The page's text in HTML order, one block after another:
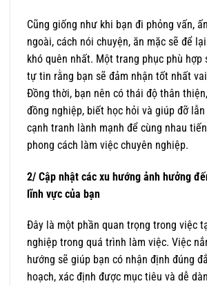
Cũng giống như khi bạn đi phỏng vấn,
ngoài, cách nói chuyện, ăn mặc sẽ để
khó quên nhất. Một trang phục phù hợp
tự tin rằng bạn sẽ đảm nhận tốt nhất
Đồng thời, bạn nên có thái độ thân
đồng nghiệp, biết học hỏi và giúp đỡ
cạnh tranh lành mạnh để cùng nhau
phong cách làm việc chuyên nghiệp.
2/ Cập nhật các xu hướng ảnh hưởng
lĩnh vực của bạn
Đây là một phần quan trọng trong việc
nghiệp trong quá trình làm việc. Việc
hướng sẽ giúp bạn có nhận định đúng
hoạch, xác định được mục tiêu và dễ